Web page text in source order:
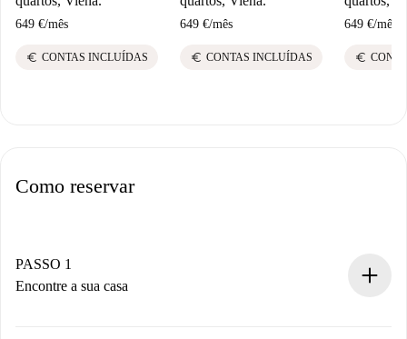
649 €/mês
euro CONTAS INCLUÍDAS
649 €/mês
euro CONTAS INCLUÍDAS
649 €/mês
euro
Como reservar
PASSO 1
Encontre a sua casa